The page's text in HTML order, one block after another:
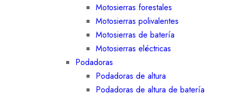
Motosierras forestales
Motosierras polivalentes
Motosierras de batería
Motosierras eléctricas
Podadoras
Podadoras de altura
Podadoras de altura de batería